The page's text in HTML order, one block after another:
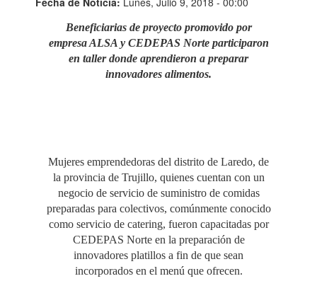
Beneficiarias de proyecto promovido por
empresa ALSA y CEDEPAS Norte participaron
en taller donde aprendieron a preparar
innovadores alimentos.
Mujeres emprendedoras del distrito de Laredo, de
la provincia de Trujillo, quienes cuentan con un
negocio de servicio de suministro de comidas
preparadas para colectivos, comúnmente conocido
como servicio de catering, fueron capacitadas por
CEDEPAS Norte en la preparación de
innovadores platillos a fin de que sean
incorporados en el menú que ofrecen.